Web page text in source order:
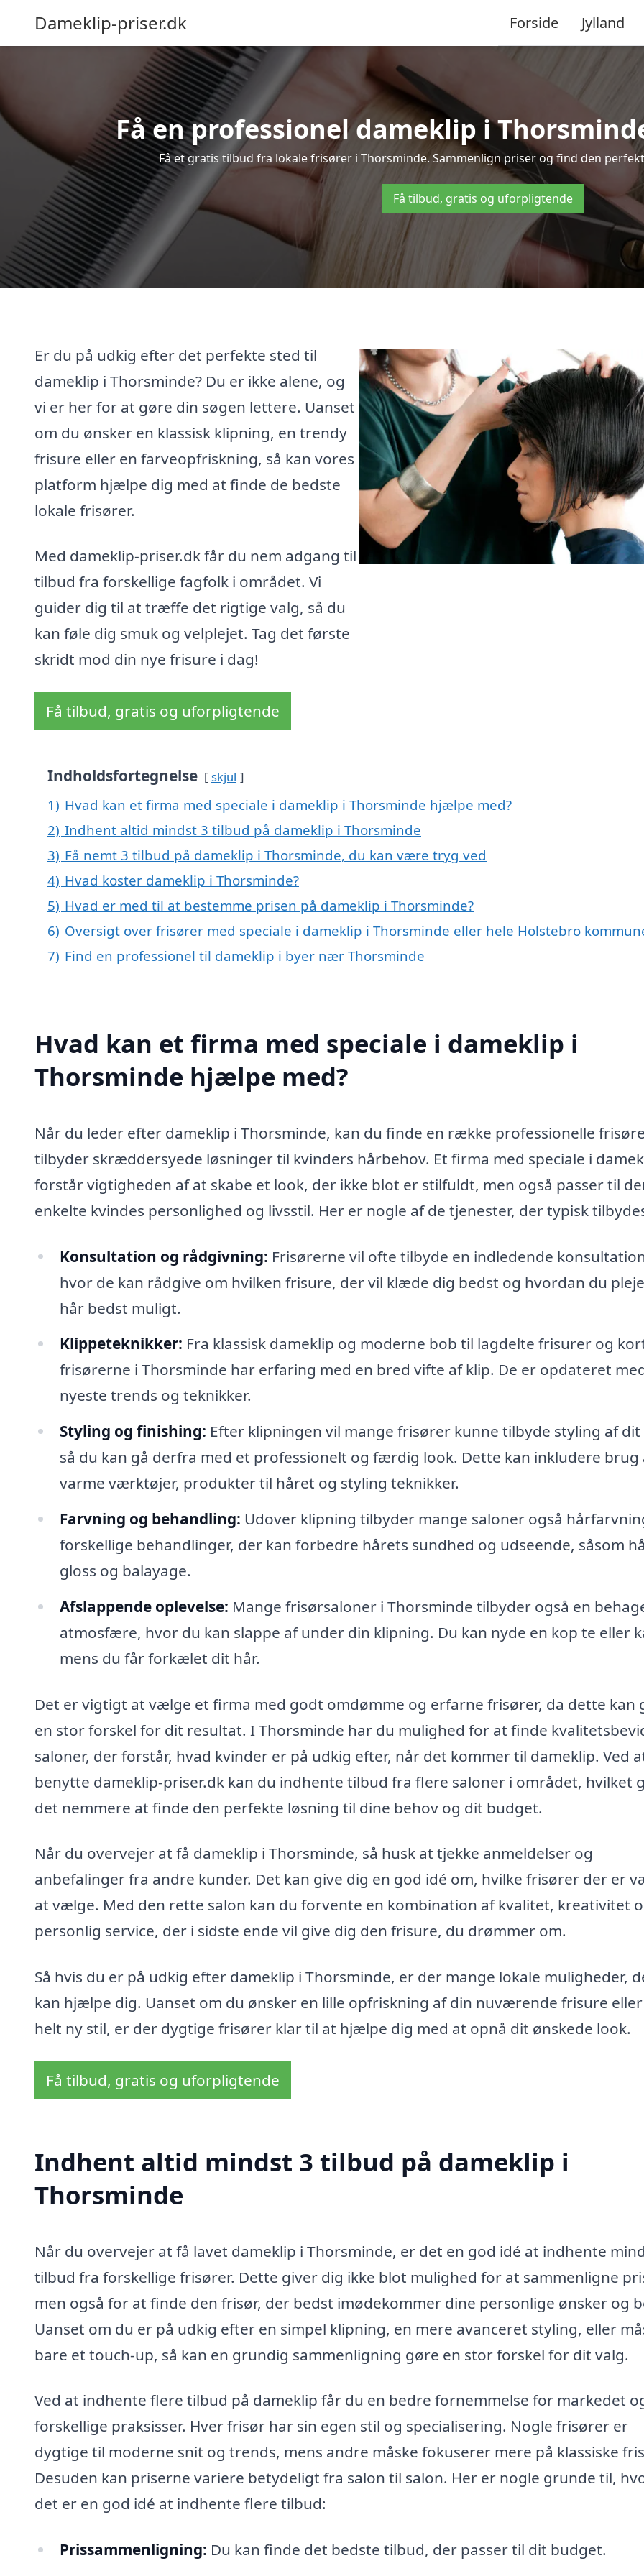
Dameklip-priser.dk Forside Jylland
Få en professionel dameklip i
Få et gratis tilbud fra lokale frisører i Thorsminde. Sammenlign priser og find den
Få tilbud, gratis og uforpligtende
Er du på udkig efter det perfekte sted til
dameklip i Thorsminde? Du er ikke alene, og
vi er her for at gøre din søgen lettere. Uanset
om du ønsker en klassisk klipning, en trendy
frisure eller en farveopfriskning, så kan vores
platform hjælpe dig med at finde de bedste
lokale frisører.
Med dameklip-priser.dk får du nem adgang til
tilbud fra forskellige fagfolk i området. Vi
guider dig til at træffe det rigtige valg, så du
kan føle dig smuk og velplejet. Tag det første
skridt mod din nye frisure i dag!
Få tilbud, gratis og uforpligtende
Indholdsfortegnelse skjul
1) Hvad kan et firma med speciale i dameklip i Thorsminde hjælpe med?
2) Indhent altid mindst 3 tilbud på dameklip i Thorsminde
3) Få nemt 3 tilbud på dameklip i Thorsminde, du kan være tryg ved
4) Hvad koster dameklip i Thorsminde?
5) Hvad er med til at bestemme prisen på dameklip i Thorsminde?
6) Oversigt over frisører med speciale i dameklip i Thorsminde eller hele Holstebro
7) Find en professionel til dameklip i byer nær Thorsminde
Hvad kan et firma med speciale i dameklip i
Thorsminde hjælpe med?
Når du leder efter dameklip i Thorsminde, kan du finde en række professionelle
tilbyder skræddersyede løsninger til kvinders hårbehov. Et firma med speciale i
forstår vigtigheden af at skabe et look, der ikke blot er stilfuldt, men også passer til
enkelte kvindes personlighed og livsstil. Her er nogle af de tjenester, der typisk
Konsultation og rådgivning: Frisørerne vil ofte tilbyde en indledende
hvor de kan rådgive om hvilken frisure, der vil klæde dig bedst og hvordan du
hår bedst muligt.
Klippeteknikker: Fra klassisk dameklip og moderne bob til lagdelte frisurer og
frisørerne i Thorsminde har erfaring med en bred vifte af klip. De er opdateret
nyeste trends og teknikker.
Styling og finishing: Efter klipningen vil mange frisører kunne tilbyde styling af dit
så du kan gå derfra med et professionelt og færdig look. Dette kan inkludere brug
varme værktøjer, produkter til håret og styling teknikker.
Farvning og behandling: Udover klipning tilbyder mange saloner også
forskellige behandlinger, der kan forbedre hårets sundhed og udseende, såsom
gloss og balayage.
Afslappende oplevelse: Mange frisørsaloner i Thorsminde tilbyder også en
atmosfære, hvor du kan slappe af under din klipning. Du kan nyde en kop te eller
mens du får forkælet dit hår.
Det er vigtigt at vælge et firma med godt omdømme og erfarne frisører, da dette kan
en stor forskel for dit resultat. I Thorsminde har du mulighed for at finde
saloner, der forstår, hvad kvinder er på udkig efter, når det kommer til dameklip. Ved
benytte dameklip-priser.dk kan du indhente tilbud fra flere saloner i området, hvilket
det nemmere at finde den perfekte løsning til dine behov og dit budget.
Når du overvejer at få dameklip i Thorsminde, så husk at tjekke anmeldelser og
anbefalinger fra andre kunder. Det kan give dig en god idé om, hvilke frisører der er
at vælge. Med den rette salon kan du forvente en kombination af kvalitet, kreativitet
personlig service, der i sidste ende vil give dig den frisure, du drømmer om.
Så hvis du er på udkig efter dameklip i Thorsminde, er der mange lokale muligheder,
kan hjælpe dig. Uanset om du ønsker en lille opfriskning af din nuværende frisure
helt ny stil, er der dygtige frisører klar til at hjælpe dig med at opnå dit ønskede look.
Få tilbud, gratis og uforpligtende
Indhent altid mindst 3 tilbud på dameklip i
Thorsminde
Når du overvejer at få lavet dameklip i Thorsminde, er det en god idé at indhente
tilbud fra forskellige frisører. Dette giver dig ikke blot mulighed for at sammenligne
men også for at finde den frisør, der bedst imødekommer dine personlige ønsker og
Uanset om du er på udkig efter en simpel klipning, en mere avanceret styling, eller
bare et touch-up, så kan en grundig sammenligning gøre en stor forskel for dit valg.
Ved at indhente flere tilbud på dameklip får du en bedre fornemmelse for markedet
forskellige praksisser. Hver frisør har sin egen stil og specialisering. Nogle frisører er
dygtige til moderne snit og trends, mens andre måske fokuserer mere på klassiske
Desuden kan priserne variere betydeligt fra salon til salon. Her er nogle grunde til,
det er en god idé at indhente flere tilbud:
Prissammenligning: Du kan finde det bedste tilbud, der passer til dit budget.